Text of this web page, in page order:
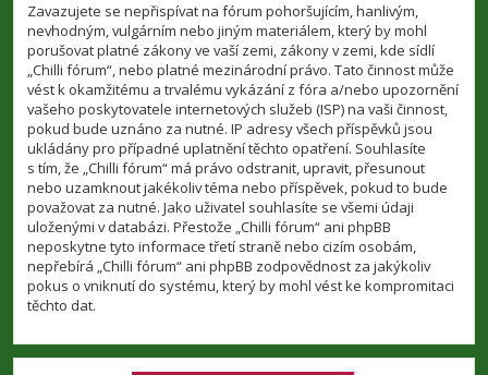
Zavazujete se nepřispívat na fórum pohoršujícím, hanlivým,
nevhodným, vulgárním nebo jiným materiálem, který by mohl
porušovat platné zákony ve vaší zemi, zákony v zemi, kde sídlí
„Chilli fórum“, nebo platné mezinárodní právo. Tato činnost může
vést k okamžitému a trvalému vykázání z fóra a/nebo upozornění
vašeho poskytovatele internetových služeb (ISP) na vaši činnost,
pokud bude uznáno za nutné. IP adresy všech příspěvků jsou
ukládány pro případné uplatnění těchto opatření. Souhlasíte
s tím, že „Chilli fórum“ má právo odstranit, upravit, přesunout
nebo uzamknout jakékoliv téma nebo příspěvek, pokud to bude
považovat za nutné. Jako uživatel souhlasíte se všemi údaji
uloženými v databázi. Přestože „Chilli fórum“ ani phpBB
neposkytne tyto informace třetí straně nebo cizím osobám,
nepřebírá „Chilli fórum“ ani phpBB zodpovědnost za jakýkoliv
pokus o vniknutí do systému, který by mohl vést ke kompromitaci
těchto dat.